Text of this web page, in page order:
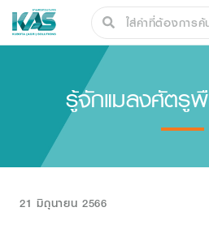
รู้จักแมลงศัตรู
21 มิถุนายน 2566